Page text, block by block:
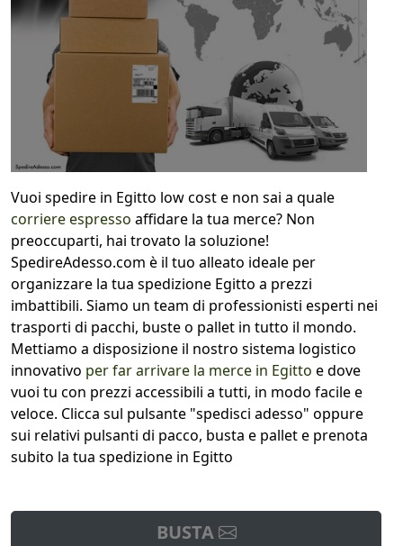
Vuoi spedire in Egitto low cost e non sai a quale
corriere espresso affidare la tua merce? Non
preoccuparti, hai trovato la soluzione!
SpedireAdesso.com è il tuo alleato ideale per
organizzare la tua spedizione Egitto a prezzi
imbattibili. Siamo un team di professionisti esperti nei
trasporti di pacchi, buste o pallet in tutto il mondo.
Mettiamo a disposizione il nostro sistema logistico
innovativo per far arrivare la merce in Egitto e dove
vuoi tu con prezzi accessibili a tutti, in modo facile e
veloce. Clicca sul pulsante "spedisci adesso" oppure
sui relativi pulsanti di pacco, busta e pallet e prenota
subito la tua spedizione in Egitto
BUSTA